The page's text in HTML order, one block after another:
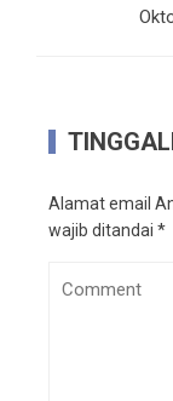
Alamat email
wajib ditandai *